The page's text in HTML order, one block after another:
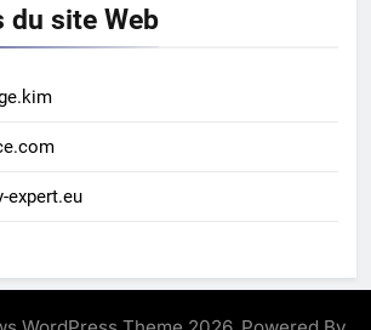
du site Web
expert.eu